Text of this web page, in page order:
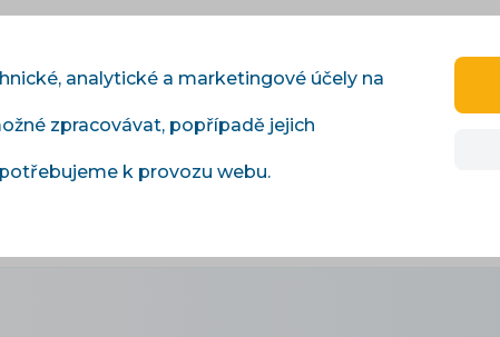
Reference
analytické a marketingové účely na
zpracovávat, popřípadě jejich
k provozu webu.